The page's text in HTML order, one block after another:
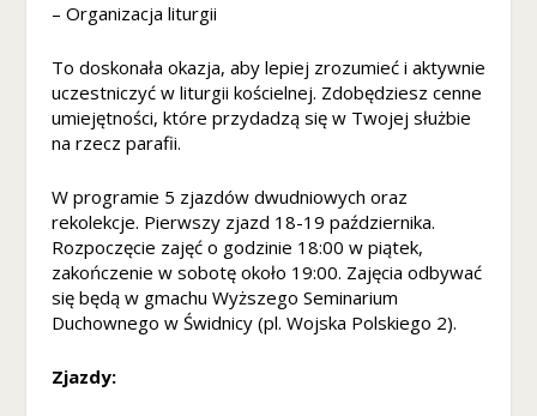
– Organizacja liturgii
To doskonała okazja, aby lepiej zrozumieć i aktywnie
uczestniczyć w liturgii kościelnej. Zdobędziesz cenne
umiejętności, które przydadzą się w Twojej służbie
na rzecz parafii.
W programie 5 zjazdów dwudniowych oraz
rekolekcje. Pierwszy zjazd 18-19 października.
Rozpoczęcie zajęć o godzinie 18:00 w piątek,
zakończenie w sobotę około 19:00. Zajęcia odbywać
się będą w gmachu Wyższego Seminarium
Duchownego w Świdnicy (pl. Wojska Polskiego 2).
Zjazdy:
ja
k
n
pi
ej
p
o
d
z